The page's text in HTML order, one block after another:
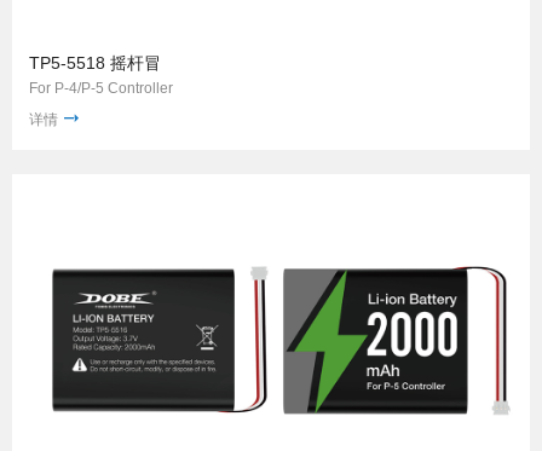
TP5-5518 摇杆冒
For P-4/P-5 Controller
详情